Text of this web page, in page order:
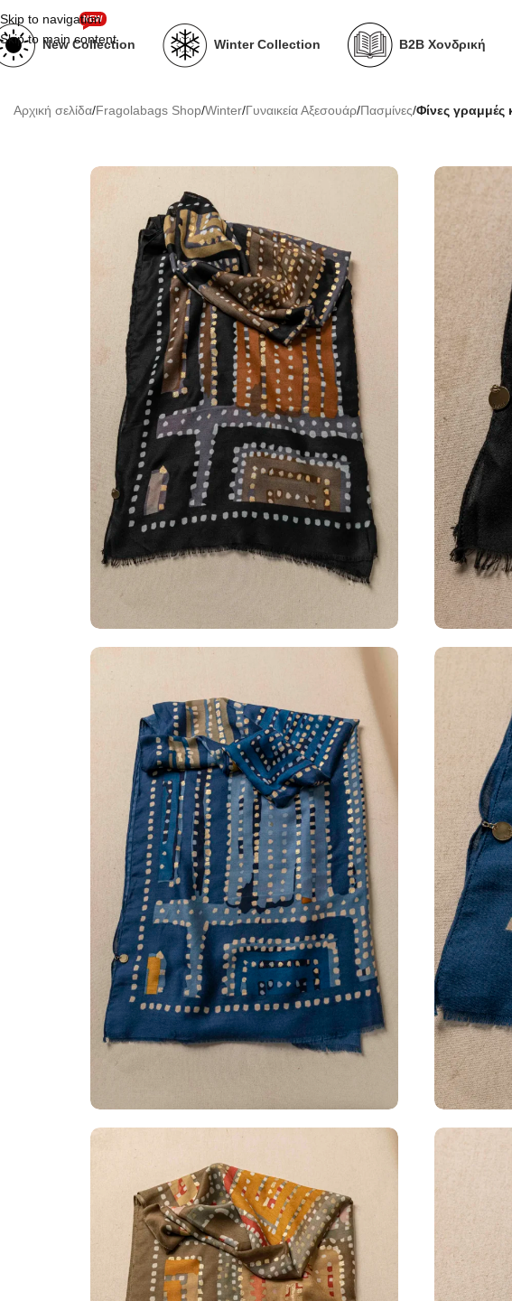
Skip to navigation
Skip to main content
New Collection
NEW
Winter Collection B2B Χονδρική
Αρχική σελίδα/Fragolabags Shop/Winter/Γυναικεία Αξεσουάρ/Πασμίνες/Φίνες